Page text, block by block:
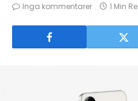
Inga kommentarer
1 Min